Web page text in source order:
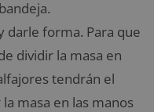
darle forma. Para que
dividir la masa en
tendrán el
masa en las manos